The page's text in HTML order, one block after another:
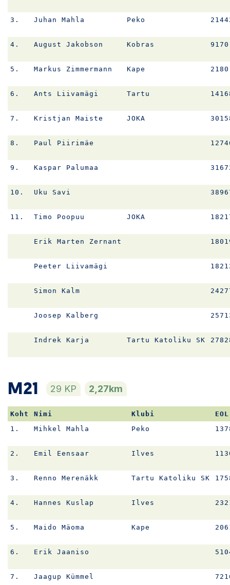
3. Juhan Mahla Peko
4. August Jakobson Kobras 9170
5. Markus Zimmermann Kape 2180
6. Ants Liivamägi Tartu
7. Kristjan Maiste JOKA
8. Paul Piirimäe
9. Kaspar Palumaa
10. Uku Savi
11. Timo Poopuu JOKA
Erik Marten Zernant
Peeter Liivamägi
Simon Kalm
Joosep Kalberg
Indrek Karja Tartu Katoliku SK
M21 29 KP 2,27km
Koht Nimi Klubi
EOL
1.
Mihkel Mahla Peko
2. Emil Eensaar Ilves
3. Renno Merenäkk Tartu Katoliku SK
4. Hannes Kuslap Ilves
5. Maido Mäoma Kape
6. Erik Jaaniso
7. Jaagup Kümmel